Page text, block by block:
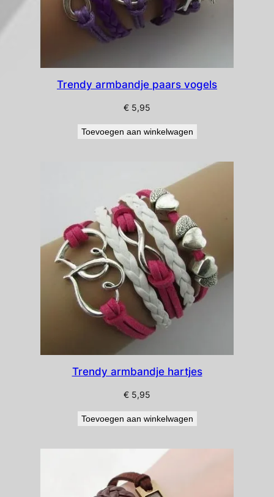
Trendy armbandje paars vogels
€ 5,95
Toevoegen aan winkelwagen
Trendy armbandje hartjes
€ 5,95
Toevoegen aan winkelwagen